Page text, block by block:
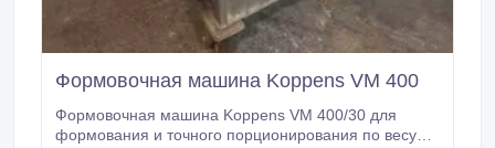
Рабочая температура окружающей среды от 4° до
40° C.
Формовочная машина Koppens VM 400
Формовочная машина Koppens VM 400/30 для
формования и точного порционирования по весу